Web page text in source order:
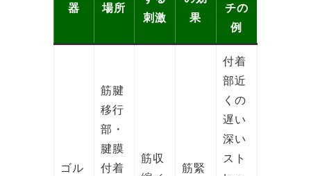
器
場所
刺激
果
チの
例
ゴル
筋腱
移行
部・
腱膜
付着
筋収
筋緊
付着
部近
くの
遅い
深い
スト